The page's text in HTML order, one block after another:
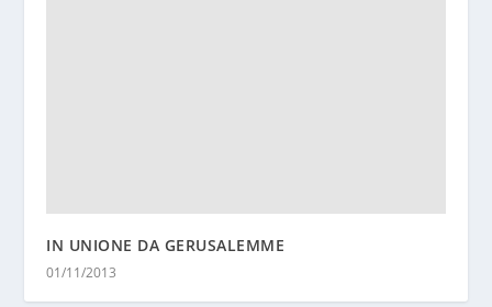
IN UNIONE DA GERUSALEMME
01/11/2013